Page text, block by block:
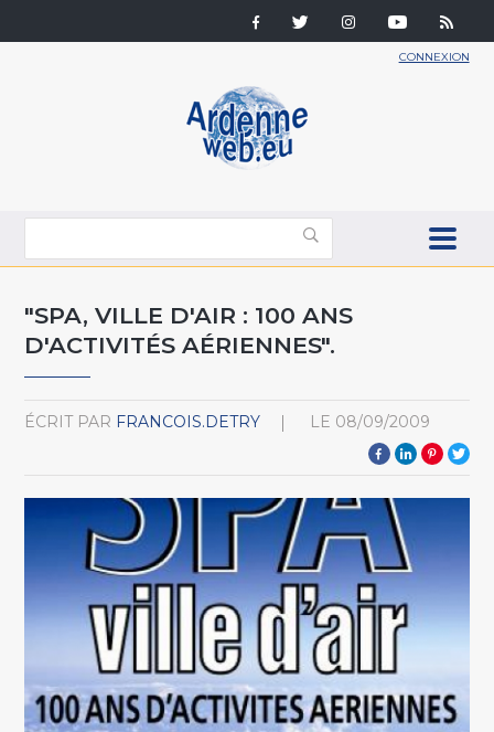
CONNEXION
"SPA, VILLE D'AIR : 100 ANS
D'ACTIVITÉS AÉRIENNES".
ÉCRIT PAR FRANCOIS.DETRY LE 08/09/2009